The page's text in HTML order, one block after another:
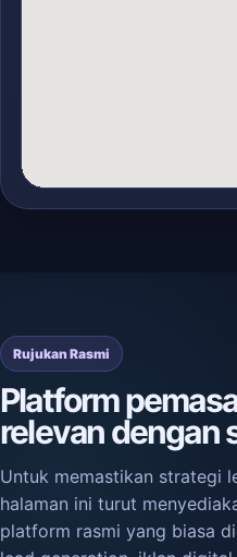
Rujukan Rasmi
Platform
relevan dengan
Untuk memastikan strategi
halaman ini turut
platform rasmi yang biasa